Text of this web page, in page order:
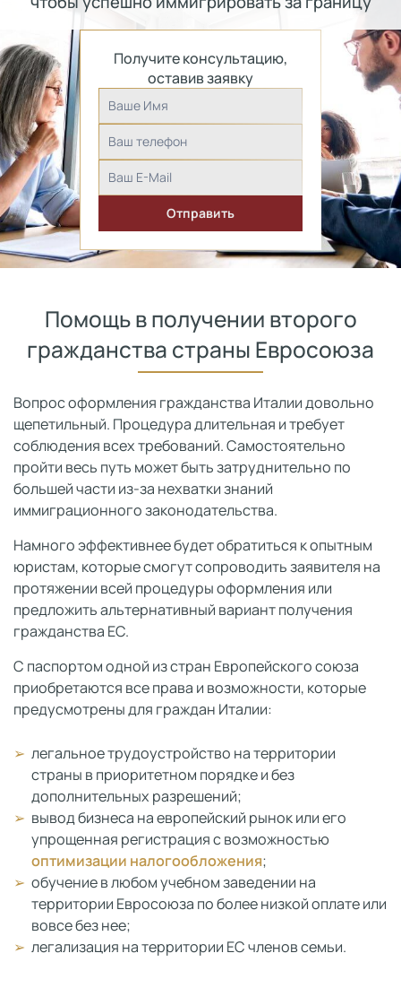
Получите консультацию,
оставив заявку
Помощь в получении второго
гражданства страны Евросоюза
Вопрос оформления гражданства Италии довольно
щепетильный. Процедура длительная и требует
соблюдения всех требований. Самостоятельно
пройти весь путь может быть затруднительно по
большей части из-за нехватки знаний
иммиграционного законодательства.
Намного эффективнее будет обратиться к опытным
юристам, которые смогут сопроводить заявителя на
протяжении всей процедуры оформления или
предложить альтернативный вариант получения
гражданства ЕС.
С паспортом одной из стран Европейского союза
приобретаются все права и возможности, которые
предусмотрены для граждан Италии:
легальное трудоустройство на территории
страны в приоритетном порядке и без
дополнительных разрешений;
вывод бизнеса на европейский рынок или его
упрощенная регистрация с возможностью
оптимизации налогообложения;
обучение в любом учебном заведении на
территории Евросоюза по более низкой оплате или
вовсе без нее;
легализация на территории ЕС членов семьи.